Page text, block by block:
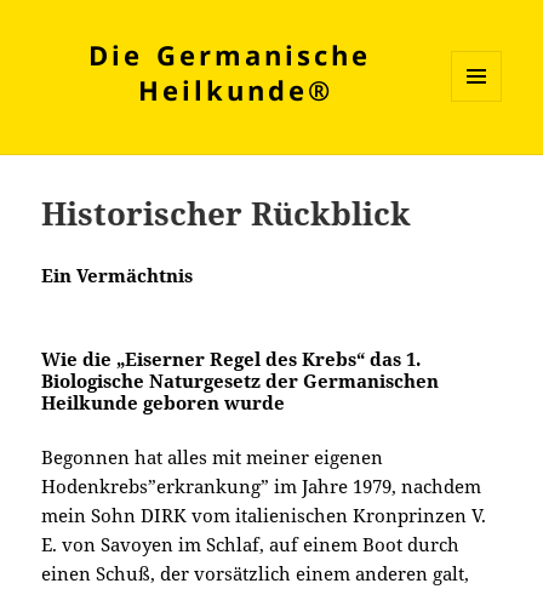
Die Germanische
Heilkunde®
WIDGETS
Historischer Rückblick
Ein Vermächtnis
Wie die „Eiserner Regel des Krebs“das 1.
Biologische Naturgesetz der Germanischen
Heilkundegeboren wurde
Begonnen hat alles mit meiner eigenen
Hodenkrebs”erkrankung” im Jahre 1979, nachdem
mein Sohn DIRK vom italienischen Kronprinzen V.
E. von Savoyen im Schlaf, auf einem Boot durch
einen Schuß, der vorsätzlich einem anderen galt,